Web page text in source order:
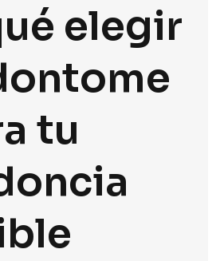
elegir
tu